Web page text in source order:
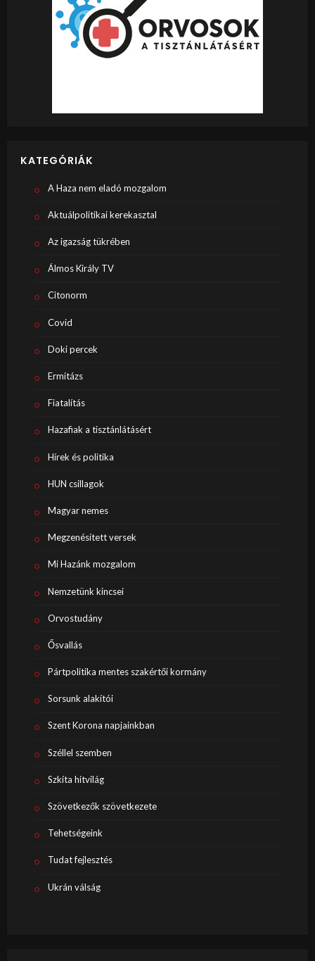
KATEGÓRIÁK
A Haza nem eladó mozgalom
Aktuálpolitikai kerekasztal
Az igazság tükrében
Álmos Király TV
Citonorm
Covid
Doki percek
Ermitázs
Fiatalítás
Hazafiak a tisztánlátásért
Hírek és politika
HUN csillagok
Magyar nemes
Megzenésített versek
Mi Hazánk mozgalom
Nemzetünk kincsei
Orvostudány
Ősvallás
Pártpolitika mentes szakértői kormány
Sorsunk alakítói
Szent Korona napjainkban
Széllel szemben
Szkíta hitvilág
Szövetkezők szövetkezete
Tehetségeink
Tudat fejlesztés
Ukrán válság